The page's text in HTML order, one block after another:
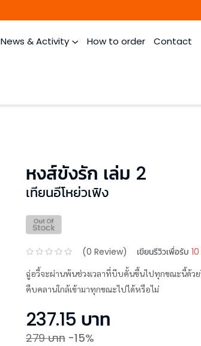
News & Activity How to order Contact
หงส์ขังรัก เล่ม 2
เทียนอีโหย่วเฟิง
(0 Review) เขียนรีวิวเพื่อรับ
ฉู่อวี้จะผ่านพ้นช่วงเวลาที่บีบคั้นขึ้นไปทุกขณะนี้ด้ว
คืบคลานใกล้เข้ามาทุกขณะไปได้หรือไม่
237.15 บาท
279บาท -15%